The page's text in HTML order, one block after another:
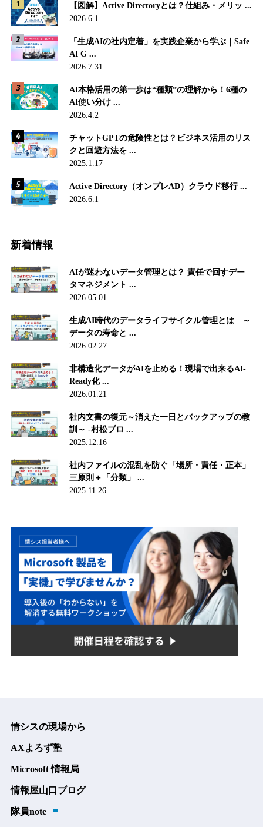
【図解】Active Directoryとは？仕組み・メリッ ...
2026.6.1
「生成AIの社内定着」を実践企業から学ぶ｜Safe
AI G ...
2026.7.31
AI本格活用の第一歩は“種類”の理解から！6種の
AI使い分け ...
2026.4.2
チャットGPTの危険性とは？ビジネス活用のリス
クと回避方法を ...
2025.1.17
Active Directory（オンプレAD）クラウド移行 ...
2026.6.1
新着情報
AIが迷わないデータ管理とは？ 責任で回すデー
タマネジメント ...
2026.05.01
生成AI時代のデータライフサイクル管理とは ～
データの寿命と ...
2026.02.27
非構造化データがAIを止める！現場で出来るAI-
Ready化 ...
2026.01.21
社内文書の復元～消えた一日とバックアップの教
訓～ -村松ブロ ...
2025.12.16
社内ファイルの混乱を防ぐ「場所・責任・正本」
三原則＋「分類」 ...
2025.11.26
情シスの現場から
AXよろず塾
Microsoft 情報局
情報屋山口ブログ
隊員note